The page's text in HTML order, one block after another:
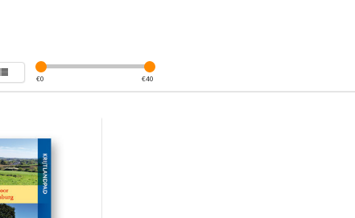
€0 €40